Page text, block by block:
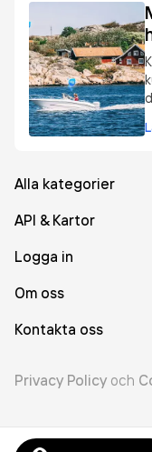
Alla kategorier
API & Kartor
Logga in
Om oss
Kontakta oss
Privacy Policy och